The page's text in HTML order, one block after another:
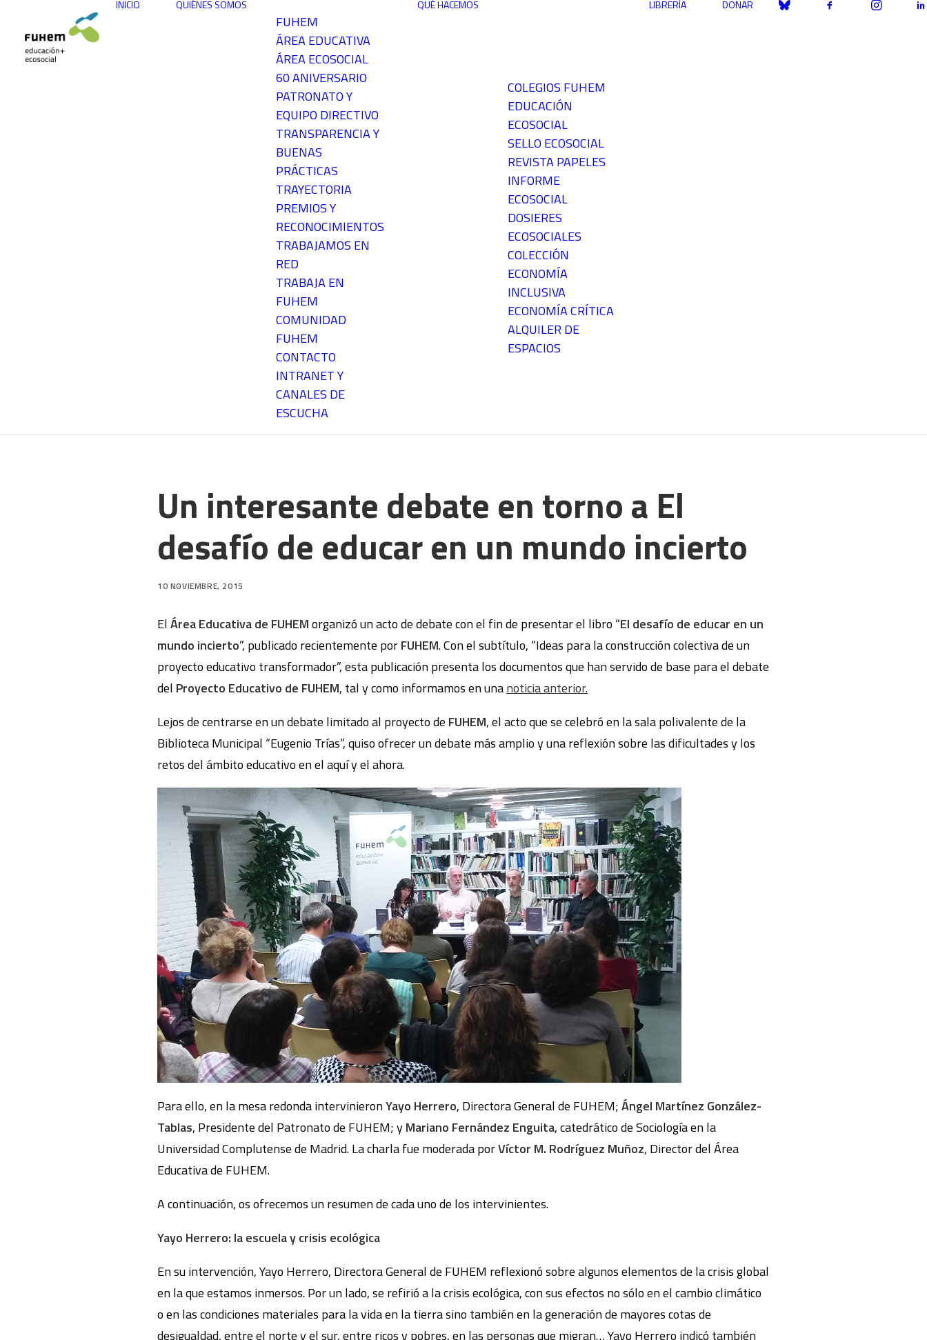
INICIO QUIÉNES SOMOS
FUHEM
ÁREA EDUCATIVA
ÁREA ECOSOCIAL
60 ANIVERSARIO
PATRONATO Y
EQUIPO DIRECTIVO
TRANSPARENCIA Y
BUENAS
PRÁCTICAS
TRAYECTORIA
PREMIOS Y
RECONOCIMIENTOS
TRABAJAMOS EN
RED
TRABAJA EN
FUHEM
COMUNIDAD
FUHEM
CONTACTO
INTRANET Y
CANALES DE
ESCUCHA
QUÉ HACEMOS
COLEGIOS FUHEM
EDUCACIÓN
ECOSOCIAL
SELLO ECOSOCIAL
REVISTA PAPELES
INFORME
ECOSOCIAL
DOSIERES
ECOSOCIALES
COLECCIÓN
ECONOMÍA
INCLUSIVA
ECONOMÍA CRÍTICA
ALQUILER DE
ESPACIOS
LIBRERÍA DONAR
Un interesante debate en torno a El
desafío de educar en un mundo incierto
10 NOVIEMBRE, 2015
ElÁrea Educativa de FUHEMorganizó un acto de debate con el fin de presentar el libro “El desafío de educar en un
mundo incierto”, publicado recientemente porFUHEM. Con el subtítulo, “Ideas para la construcción colectiva de un
proyecto educativo transformador”, esta publicación presenta los documentos que han servido de base para el debate
del Proyecto Educativo de FUHEM, tal y como informamos en unanoticia anterior.
Lejos de centrarse en un debate limitado al proyecto de FUHEM, el acto que se celebró en la sala polivalente de la
Biblioteca Municipal “Eugenio Trías”, quiso ofrecer un debate más amplio y una reflexión sobre las dificultades y los
retos del ámbito educativo en el aquí y el ahora.
Para ello, en la mesa redonda intervinieronYayo Herrero, Directora General de FUHEM;Ángel Martínez González-
Tablas, Presidente del Patronato de FUHEM; yMariano Fernández Enguita, catedrático de Sociología en la
Universidad Complutense de Madrid. La charla fue moderada porVíctor M. Rodríguez Muñoz, Director del Área
Educativa de FUHEM.
A continuación, os ofrecemos un resumen de cada uno de los intervinientes.
Yayo Herrero: la escuela y crisis ecológica
En su intervención, Yayo Herrero, Directora General de FUHEM reflexionó sobre algunos elementos de la crisis global
en la que estamos inmersos. Por un lado, se refirió a la crisis ecológica, con sus efectos no sólo en el cambio climático
o en las condiciones materiales para la vida en la tierra sino también en la generación de mayores cotas de
desigualdad, entre el norte y el sur, entre ricos y pobres, en las personas que migran… Yayo Herrero indicó también